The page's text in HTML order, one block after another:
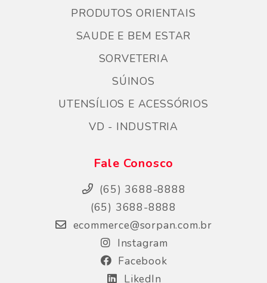
PRODUTOS ORIENTAIS
SAUDE E BEM ESTAR
SORVETERIA
SÚINOS
UTENSÍLIOS E ACESSÓRIOS
VD - INDUSTRIA
Fale Conosco
(65) 3688-8888
(65) 3688-8888
ecommerce@sorpan.com.br
Instagram
Facebook
LikedIn